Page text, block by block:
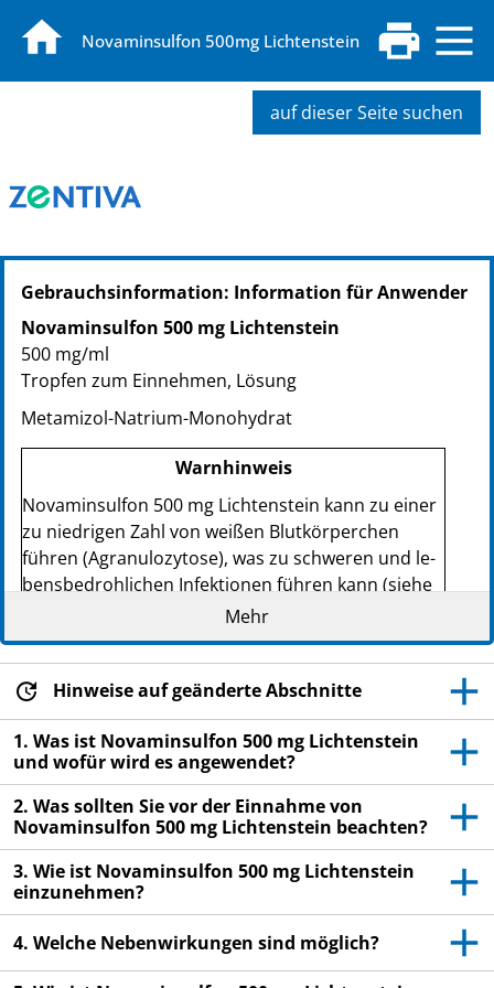
Novaminsulfon 500mg Lichtenstein
auf dieser Seite suchen
Gebrauchsinformation: Information für Anwender
Novaminsulfon 500 mg Lichtenstein
500 mg/ml
Tropfen zum Einnehmen, Lösung
Metamizol-Natrium-Monohydrat
Warnhinweis
Novaminsulfon 500 mg Lichtenstein kann zu ei­ner
zu niedrigen Zahl von weißen Blutkörperchen
führen (Agra­nu­lo­zy­to­se), was zu schweren und le­
bens­be­droh­li­ch­en Infektionen führen kann (siehe
Sie dürfen das Arzneimittel nicht mehr einnehmen
und müssen sofort einen Arzt aufsuchen, wenn ei­
nes der folgenden Zeichen bei Ihnen auftritt:
Fieber, Schüttelfrost, Halsschmerzen,
schmerzhafte wunde Stellen in der Nase, im Mund
und im Rachen oder im Genital- oder Analbereich.
Wenn bei Ihnen jemals eine Agra­nu­lo­zy­to­se
aufgetreten ist, die durch Me­ta­mi­zol oder ein
ähnliches Arzneimittel ausgelöst wurde, dürfen Sie
dieses Arzneimittel nie wieder einnehmen (siehe
Abschnitt 2).
Mehr
Hinweise auf geänderte Abschnitte
1. Was ist Novaminsulfon 500 mg Lichtenstein
und wofür wird es angewendet?
2. Was sollten Sie vor der Einnahme von
Novaminsulfon 500 mg Lichtenstein beachten?
3. Wie ist Novaminsulfon 500 mg Lichtenstein
einzunehmen?
4. Welche Nebenwirkungen sind möglich?